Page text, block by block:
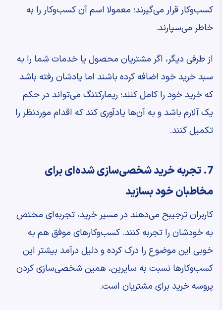
کسب‌وکار قرار می‌گیرند؛ معمولا اسم آن کسب‌وکار را به
خاطر می‌سپارند.
از طرفی دیگر، اگر مشتریان محصول یا خدمات شما را به
سبد خرید خود اضافه کرده باشند اما یادشان رفته باشد
که خرید خود را کامل کنند؛ ریمارکتنگ می‌تواند در حکم
یک آلارم باشد و به آن‌ها یادآوری کند که اقدام موردنظر را
تکمیل کنند.
7. تجربه خرید شخصی‌سازی شده‌ای برای
مخاطبان خود بسازید
کاربران ترجیبح می‌دهند در مسیر خرید، تجربه‌ای مختص
به خودشان را تجربه کنند. کسب‌وکارهای موفق هم به
خوبی این موضوع را درک کرده و دلیل درآمد بیشتر این
کسب‌وکارها نسبت به سایرین، همین شخصی‌سازی کردن
پروسه خرید برای مشتریان است.